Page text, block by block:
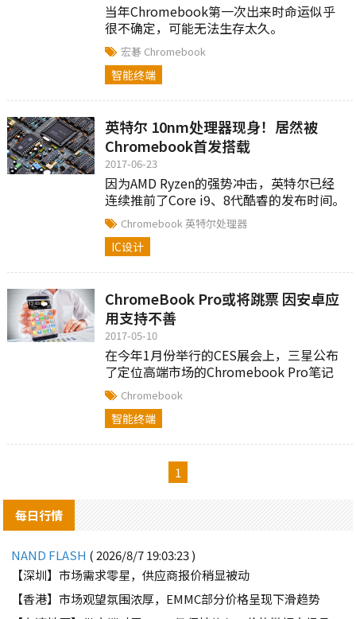
当年Chromebook第一次出来时命运似乎
很不确定，可能无法生存太久。
宏碁 Chromebook
智能终端
英特尔 10nm处理器现身！居然被
Chromebook首发搭载
2017-06-23
因为AMD Ryzen的强势冲击，英特尔已经
连续推前了Core i9、8代酷睿的发布时间。
Chromebook 英特尔处理器
IC设计
ChromeBook Pro或将跳票 因安卓应
用支持不善
2017-05-10
在今年1月份举行的CES展会上，三星公布
了定位高端市场的Chromebook Pro笔记
本，宣称这款产品不仅可以运行来自
Google Play商店的Android应用，同时也
是首款配备手写笔的Chromebook。
Chromebook
智能终端
1
每日行情
NAND FLASH ( 2026/8/7 19:03:23 )
【深圳】市场需求零星，供应商报价稍显被动
【香港】市场观望氛围浓厚，EMMC部分价格呈现下滑趋势